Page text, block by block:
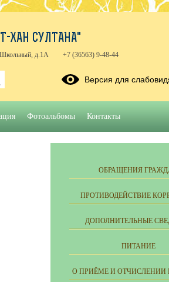
ОБРАЩЕНИЯ
ПРОТИВОДЕЙСТВИЕ
ДОПОЛНИТЕЛЬНЫЕ
ПИТАНИЕ
О ПРИЁМЕ И ОТЧИСЛЕНИИ
ХАН СУЛТАНА"
Школьный, д.1А +7 (36563) 9-48-44
Версия для
Фотоальбомы Контакты